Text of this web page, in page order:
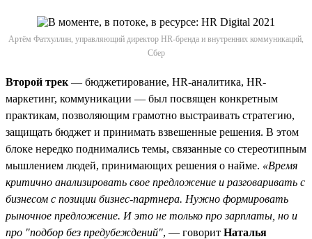
Артём Фатхуллин, управляющий директор HR-бренда и внутренних коммуникаций,
Сбер
Второй трек — бюджетирование, HR-аналитика, HR-
маркетинг, коммуникации — был посвящен конкретным
практикам, позволяющим грамотно выстраивать стратегию,
защищать бюджет и принимать взвешенные решения. В этом
блоке нередко поднимались темы, связанные со стереотипным
мышлением людей, принимающих решения о найме. «Время
критично анализировать свое предложение и разговаривать с
бизнесом с позиции бизнес-партнера. Нужно формировать
рыночное предложение. И это не только про зарплаты, но и
про "подбор без предубеждений", — говорит Наталья